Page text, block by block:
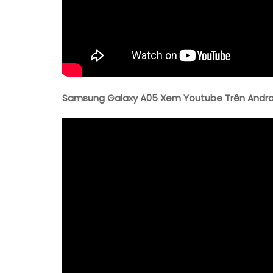
Samsung Galaxy A05 Xem Youtube Trên